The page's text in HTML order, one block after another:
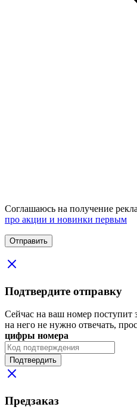
Соглашаюсь на получение
про акции и новинки первым
Подтвердите отправку
Сейчас на ваш номер поступит
на него не нужно отвечать,
цифры номера
Подтвердить
Предзаказ